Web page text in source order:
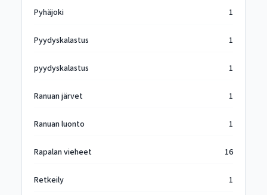
Pyhäjoki 1
Pyydyskalastus 1
pyydyskalastus 1
Ranuan järvet 1
Ranuan luonto 1
Rapalan vieheet 16
Retkeily 1